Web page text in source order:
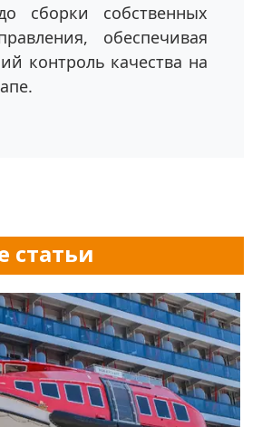
сборки собственных
обеспечивая
контроль качества на
статьи